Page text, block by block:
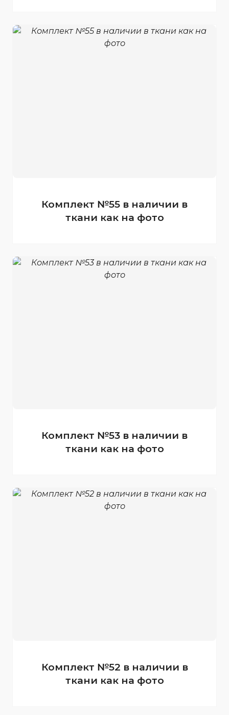
Комплект №55 в наличии в
ткани как на фото
Комплект №53 в наличии в
ткани как на фото
Комплект №52 в наличии в
ткани как на фото